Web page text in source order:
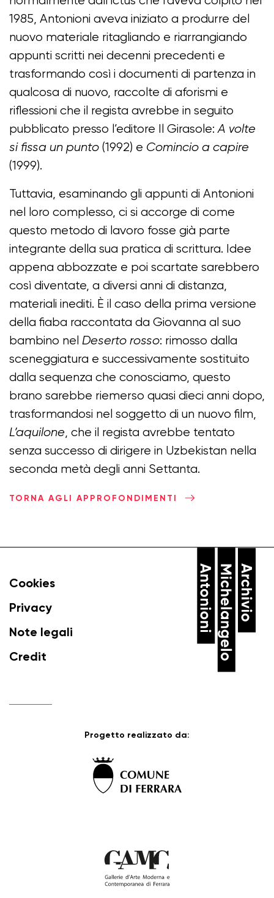
1985, Antonioni aveva iniziato a produrre del
nuovo materiale ritagliando e riarrangiando
appunti scritti nei decenni precedenti e
trasformando così i documenti di partenza in
qualcosa di nuovo, raccolte di aforismi e
riflessioni che il regista avrebbe in seguito
pubblicato presso l’editore Il Girasole:A volte
si fissa un punto (1992) e Comincio a capire
(1999).
Tuttavia, esaminando gli appunti di Antonioni
nel loro complesso, ci si accorge di come
questo metodo di lavoro fosse già parte
integrante della sua pratica di scrittura. Idee
appena abbozzate e poi scartate sarebbero
così diventate, a diversi anni di distanza,
materiali inediti. È il caso della prima versione
della fiaba raccontata da Giovanna al suo
bambino nel Deserto rosso: rimosso dalla
sceneggiatura e successivamente sostituito
dalla sequenza che conosciamo, questo
brano sarebbe riemerso quasi dieci anni dopo,
trasformandosi nel soggetto di un nuovo film,
L’aquilone, che il regista avrebbe tentato
senza successo di dirigere in Uzbekistan nella
seconda metà degli anni Settanta.
TORNA AGLI APPROFONDIMENTI
Cookies
Privacy
Note legali
Credit
Progetto realizzato da: